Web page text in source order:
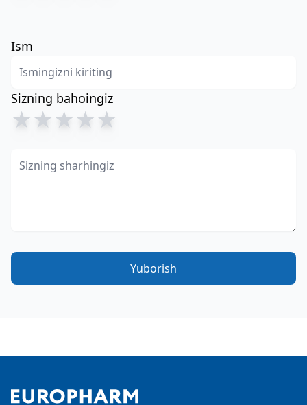
Ism
Sizning bahoingiz
★★★★★
Yuborish